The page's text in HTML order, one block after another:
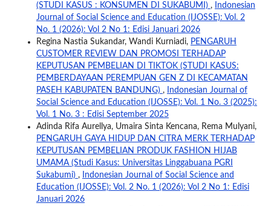
(STUDI KASUS : KONSUMEN DI SUKABUMI) ,
Indonesian
Journal of Social Science and Education (IJOSSE): Vol. 2
No. 1 (2026): Vol 2 No 1: Edisi Januari 2026
Regina Nastia Sukandar, Wandi Kurniadi, PENGARUH
CUSTOMER REVIEW DAN PROMOSI TERHADAP
KEPUTUSAN PEMBELIAN DI TIKTOK (STUDI KASUS:
PEMBERDAYAAN PEREMPUAN GEN Z DI KECAMATAN
PASEH KABUPATEN BANDUNG) ,
Indonesian Journal of
Social Science and Education (IJOSSE): Vol. 1 No. 3 (2025):
Vol. 1 No. 3 : Edisi September 2025
Adinda Rifa Aurellya, Umaira Sinta Kencana, Rema Mulyani,
PENGARUH GAYA HIDUP DAN CITRA MERK TERHADAP
KEPUTUSAN PEMBELIAN PRODUK FASHION HIJAB
UMAMA (Studi Kasus: Universitas Linggabuana PGRI
Sukabumi) ,
Indonesian Journal of Social Science and
Education (IJOSSE): Vol. 2 No. 1 (2026): Vol 2 No 1: Edisi
Januari 2026